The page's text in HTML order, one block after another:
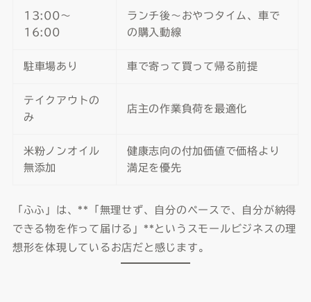
13:00〜
16:00
ランチ後〜おやつタイム、車で
の購入動線
駐車場あり 車で寄って買って帰る前提
テイクアウトの
み
店主の作業負荷を最適化
米粉ノンオイル
無添加
健康志向の付加価値で価格より
満足を優先
「ふふ」は、**「無理せず、自分のペースで、自分が納得
できる物を作って届ける」**というスモールビジネスの理
想形を体現しているお店だと感じます。